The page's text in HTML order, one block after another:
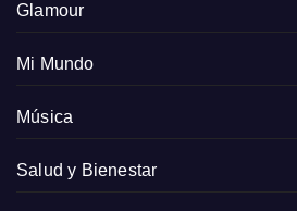
Glamour
Mi Mundo
Música
Salud y Bienestar